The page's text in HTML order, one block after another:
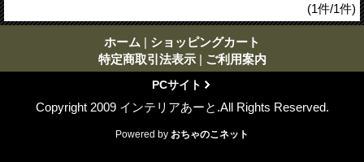
(1件/1件)
ホーム | ショッピングカート
特定商取引法表示 | ご利用案内
PCサイト
Copyright 2009 インテリアあーと.All Rights Reserved.
Powered by おちゃのこネット